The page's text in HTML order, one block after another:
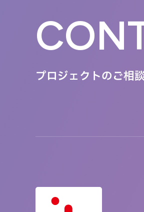
プロジェクトのご相